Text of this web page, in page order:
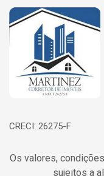
Página inicial
CRECI: 26275-F
Os valores,
sujeitos a